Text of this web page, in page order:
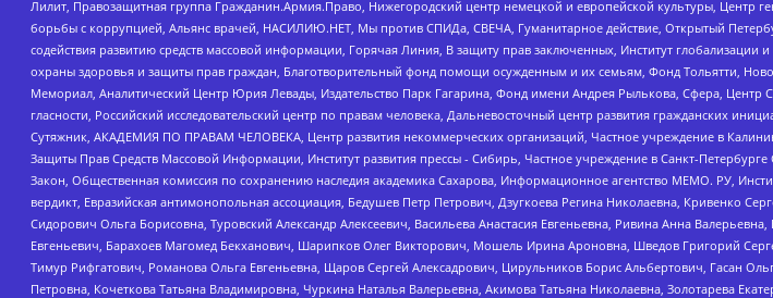
Лилит, Правозащитная группа Гражданин.Армия.Право, Нижегородский центр немецкой и европейской культуры, Центр
борьбы с коррупцией, Альянс врачей, НАСИЛИЮ.НЕТ, Мы против СПИДа, СВЕЧА, Гуманитарное действие, Открытый
содействия развитию средств массовой информации, Горячая Линия, В защиту прав заключенных, Институт
охраны здоровья и защиты прав граждан, Благотворительный фонд помощи осужденным и их семьям, Фонд Тольятти,
Мемориал, Аналитический Центр Юрия Левады, Издательство Парк Гагарина, Фонд имени Андрея Рылькова, Сфера,
гласности, Российский исследовательский центр по правам человека, Дальневосточный центр развития гражданских
Сутяжник, АКАДЕМИЯ ПО ПРАВАМ ЧЕЛОВЕКА, Центр развития некоммерческих организаций, Частное учреждение в
Защиты Прав Средств Массовой Информации, Институт развития прессы - Сибирь, Частное учреждение в Санкт-
Закон, Общественная комиссия по сохранению наследия академика Сахарова, Информационное агентство МЕМО. РУ,
вердикт, Евразийская антимонопольная ассоциация, Бедушев Петр Петрович, Дзугкоева Регина Николаевна,
Сидорович Ольга Борисовна, Туровский Александр Алексеевич, Васильева Анастасия Евгеньевна, Ривина Анна
Евгеньевич, Барахоев Магомед Бекханович, Шарипков Олег Викторович, Мошель Ирина Ароновна, Шведов Григорий
Тимур Рифгатович, Романова Ольга Евгеньевна, Щаров Сергей Алексадрович, Цирульников Борис Альбертович, Гасан
Петровна, Кочеткова Татьяна Владимировна, Чуркина Наталья Валерьевна, Акимова Татьяна Николаевна, Золотарева